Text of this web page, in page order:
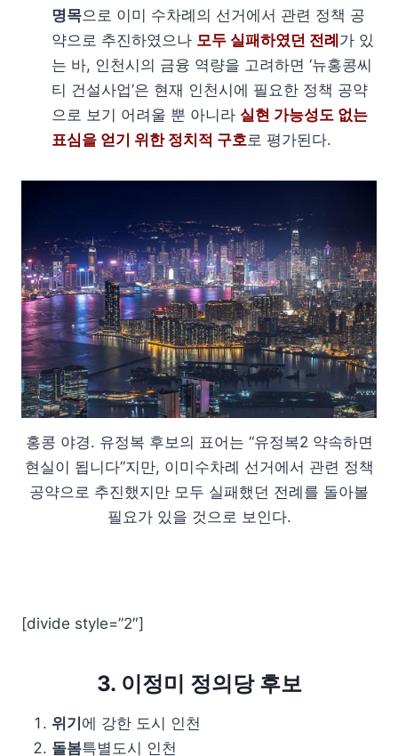
명목으로 이미 수차례의 선거에서 관련 정책 공
약으로 추진하였으나 모두 실패하였던 전례가 있
는 바, 인천시의 금융 역량을 고려하면 ‘뉴홍콩씨
티 건설사업’은 현재 인천시에 필요한 정책 공약
으로 보기 어려울 뿐 아니라 실현 가능성도 없는
표심을 얻기 위한 정치적 구호 로 평가된다.
홍콩 야경. 유정복 후보의 표어는 “유정복2 약속하면
현실이 됩니다”지만, 이미수차례 선거에서 관련 정책
공약으로 추진했지만 모두 실패했던 전례를 돌아볼
필요가 있을 것으로 보인다.
[divide style=”2″]
3. 이정미 정의당 후보
위기 에 강한 도시 인천
돌봄특별도시 인천